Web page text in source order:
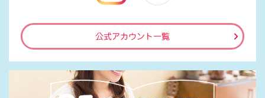
公式アカウント一覧